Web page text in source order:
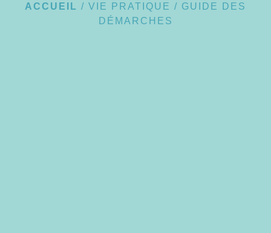
ACCUEIL / VIE PRATIQUE / GUIDE DES
DÉMARCHES